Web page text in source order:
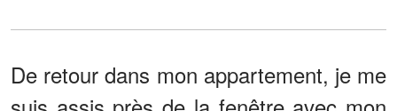
De retour dans mon appartement, je me